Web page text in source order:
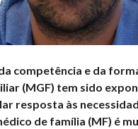
competência e da
(MGF) tem sido
resposta às
de família (MF) é